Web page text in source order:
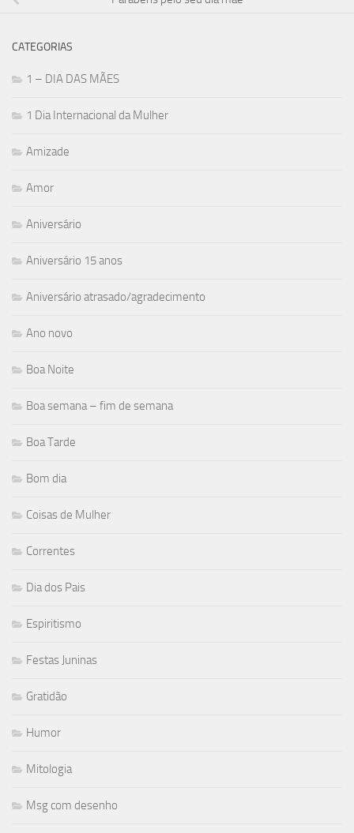
CATEGORIAS
1 – DIA DAS MÃES
1 Dia Internacional da Mulher
Amizade
Amor
Aniversário
Aniversário 15 anos
Aniversário atrasado/agradecimento
Ano novo
Boa Noite
Boa semana – fim de semana
Boa Tarde
Bom dia
Coisas de Mulher
Correntes
Dia dos Pais
Espiritismo
Festas Juninas
Gratidão
Humor
Mitologia
Msg com desenho